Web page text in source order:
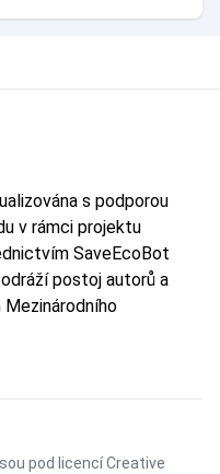
s podporou
v rámci projektu
SaveEcoBot
postoj autorů a
pod licencíCreative